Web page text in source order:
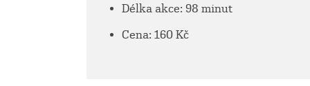
Délka akce: 98 minut
Cena: 160 Kč